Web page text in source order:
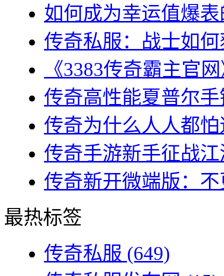
如何成为幸运值爆
传奇私服：战士如
《3383传奇霸主官
传奇高性能夏普尔
传奇为什么人人都
传奇手游新手征战
传奇新开微端版：
最热标签
传奇私服 (649)